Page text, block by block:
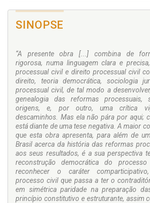
SINOPSE
“A presente obra [...] combina de
rigorosa, numa linguagem clara e
processual civil e direito processual civil
direito, teoria democrática, sociologia
processual civil, de tal modo a
genealogia das reformas processuais,
origens, e, por outro, uma crítica
descaminhos. Mas ela não pára por aqui;
está diante de uma tese negativa. A maior
que esta obra apresenta, para além de
Brasil acerca da história das reformas
aos seus resultados, é a sua perspectiva
reconstrução democrática do
reconhecer o caráter
processo civil que passa a ter o
em simétrica paridade na preparação
princípio constitutivo e estruturante, assim